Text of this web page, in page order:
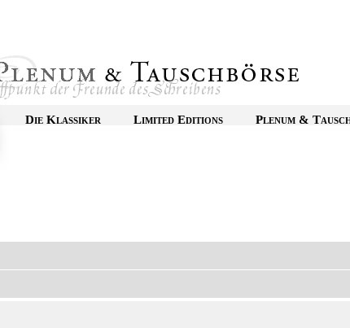
Die Klassiker Limited Editions Plenum &